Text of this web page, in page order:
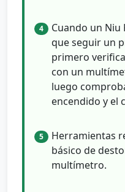
4
Cuando un Niu
que seguir un
primero
con un
luego
encendido y el
5
Herramientas
básico de
multímetro.